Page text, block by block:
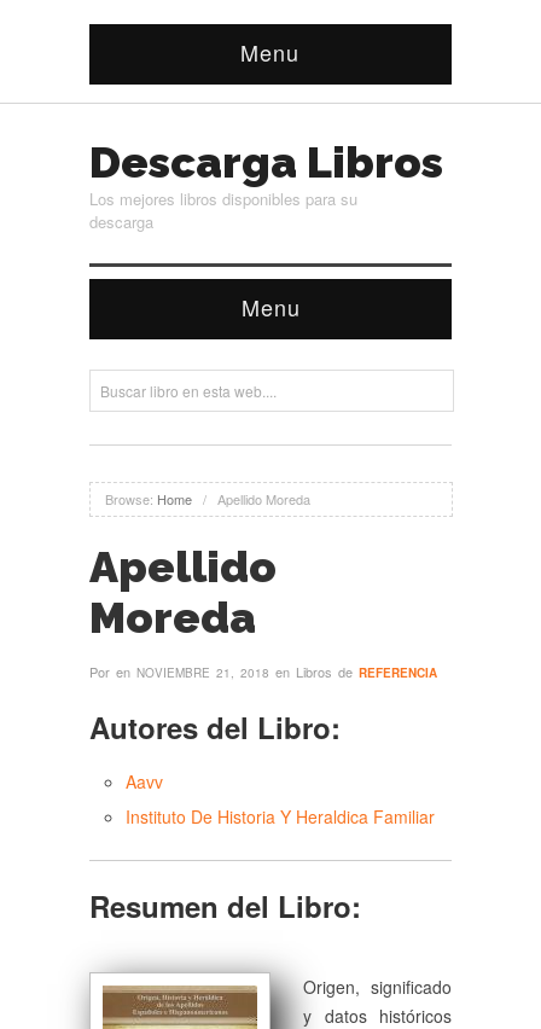
Menu
Descarga Libros
Los mejores libros disponibles para su
descarga
Menu
Browse: Home / Apellido Moreda
Apellido
Moreda
Por en NOVIEMBRE 21, 2018 en Libros de REFERENCIA
Autores del Libro:
Aavv
Instituto De Historia Y Heraldica Familiar
Resumen del Libro:
Origen, significado
y datos históricos